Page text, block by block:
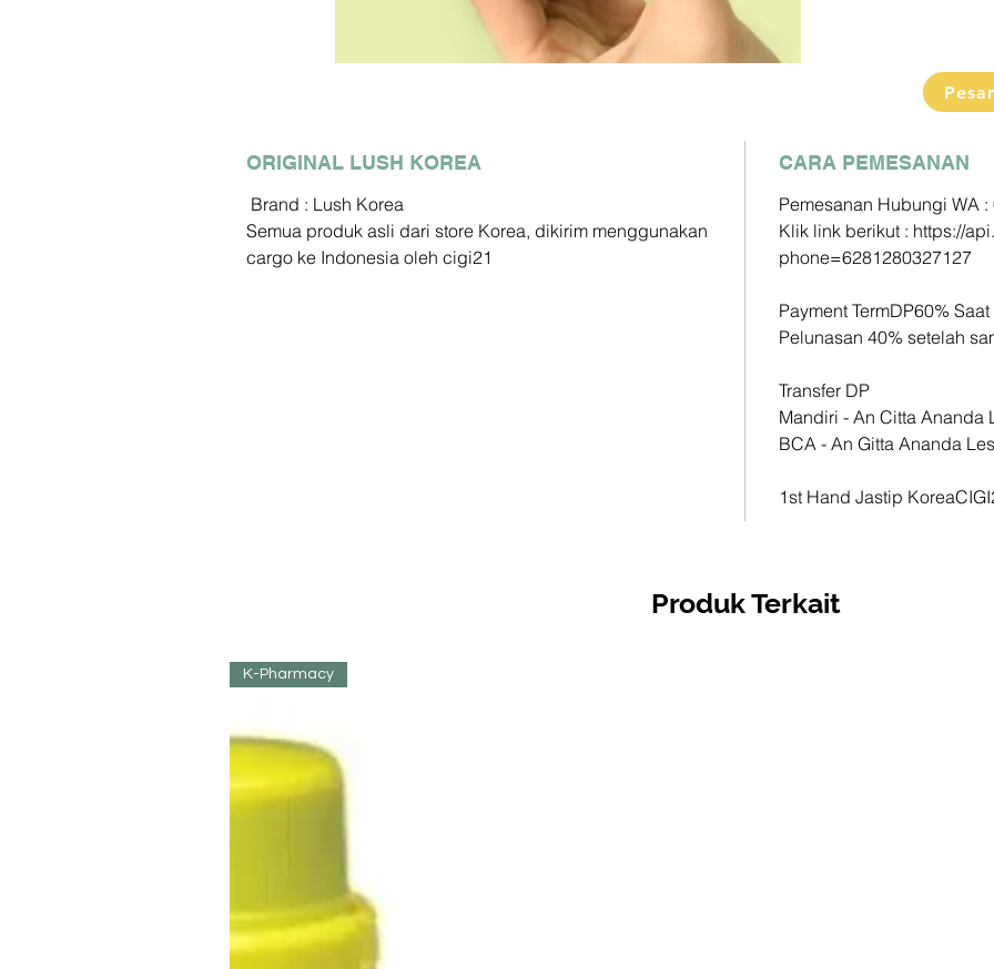
DP60%
BCA -
1st
ORIGINAL LUSH KOREA
Brand : Lush Korea
Semua produk asli dari store Korea, dikirim menggunakan
cargo ke Indonesia oleh cigi21
CARA PEMESANAN
Pemesanan Hubungi WA
Klik link berikut : https://
phone=6281280327127
Payment TermDP60%
Pelunasan 40% setelah
Transfer DP
Mandiri - An Citta Ananda
BCA - An Gitta Ananda
1st Hand Jastip
Produk Terkait
K-Pharmacy